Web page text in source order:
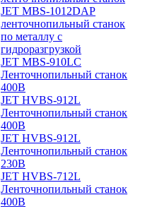
JET MBS-1012DAP
ленточнопильный станок
по металлу с
гидроразгрузкой
JET MBS-910LC
Ленточнопильный станок
400В
JET HVBS-912L
Ленточнопильный станок
400В
JET HVBS-912L
Ленточнопильный станок
230В
JET HVBS-712L
Ленточнопильный станок
400В